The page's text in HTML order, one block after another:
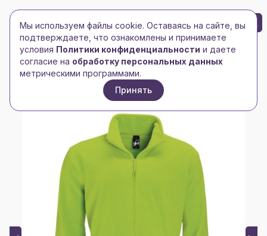
Toggle navigation
Toggle navigation
БРЕНД-ЛОГО 0
Главная/Куртки /Мужские куртки/
Куртка мужская North 300, зеленый лайм
Мы используем файлы cookie. Оставаясь на сайте, вы
подтверждаете, что ознакомлены и принимаете
условия Политики конфиденциальности и даете
согласие на обработку персональных данных
метрическими программами.
Принять